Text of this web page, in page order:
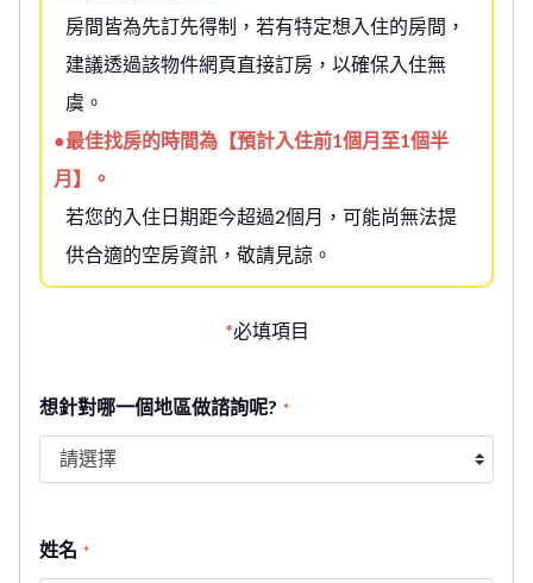
房間皆為先訂先得制，若有特定想入住的房間，
建議透過該物件網頁直接訂房，以確保入住無
虞。
●最佳找房的時間為【預計入住前1個月至1個半
月】。
若您的入住日期距今超過2個月，可能尚無法提
供合適的空房資訊，敬請見諒。
*必填項目
想針對哪一個地區做諮詢呢? *
姓名 *